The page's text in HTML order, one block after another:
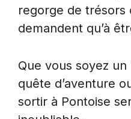
regorge de trésors
demandent qu’à
Que vous soyez
quête d’aventure
sortir à Pontoise